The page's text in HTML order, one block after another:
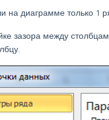
на диаграмме только 1
зазора между